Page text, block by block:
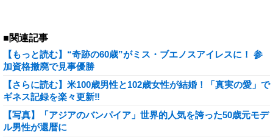
■関連記事
【もっと読む】“奇跡の60歳”がミス・ブエノスアイレスに！ 参
加資格撤廃で見事優勝
【さらに読む】米100歳男性と102歳女性が結婚！「真実の愛」で
ギネス記録を楽々更新‼
【写真】「アジアのバンパイア」世界的人気を誇った50歳元モデ
ル男性が還暦に